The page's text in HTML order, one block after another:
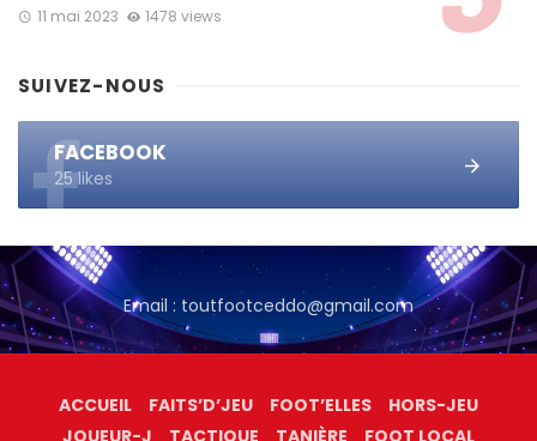
11 mai 2023 1478 views
SUIVEZ-NOUS
FACEBOOK
25 likes
Email : toutfootceddo@gmail.com
ACCUEIL FAITS’D’JEU FOOT’ELLES
HORS-JEU
JOUEUR-J
TACTIQUE TANIÈRE FOOT LOCAL